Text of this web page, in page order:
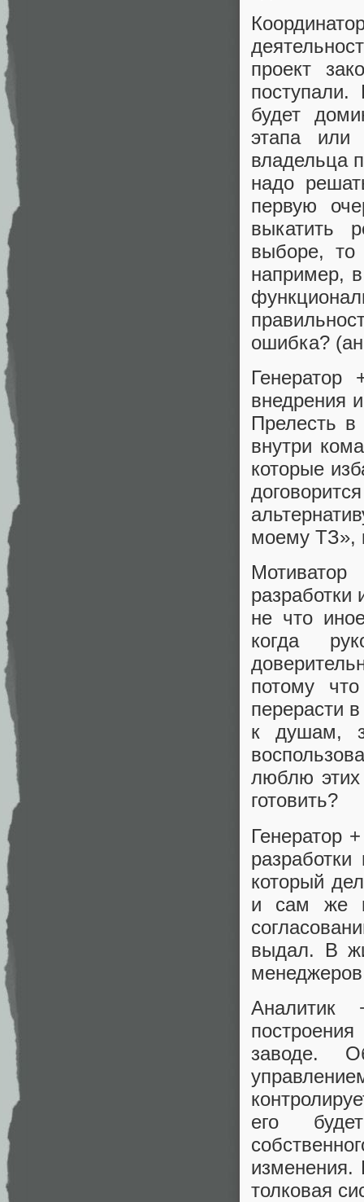
проект
поступали.
будет
этапа
владельца
надо
первую
выкатить
выборе, то
например,
ошибка?
внедрения
Прелесть в
внутри
которые
моему ТЗ»,
не что
когда
потому
перерасти
к душам,
люблю
готовить?
Генератор
который
и сам же
выдал. В
Аналитик
заводе.
его
изменения.
толковая